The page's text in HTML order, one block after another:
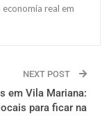
real em
NEXT POST
em Vila Mariana:
para ficar na